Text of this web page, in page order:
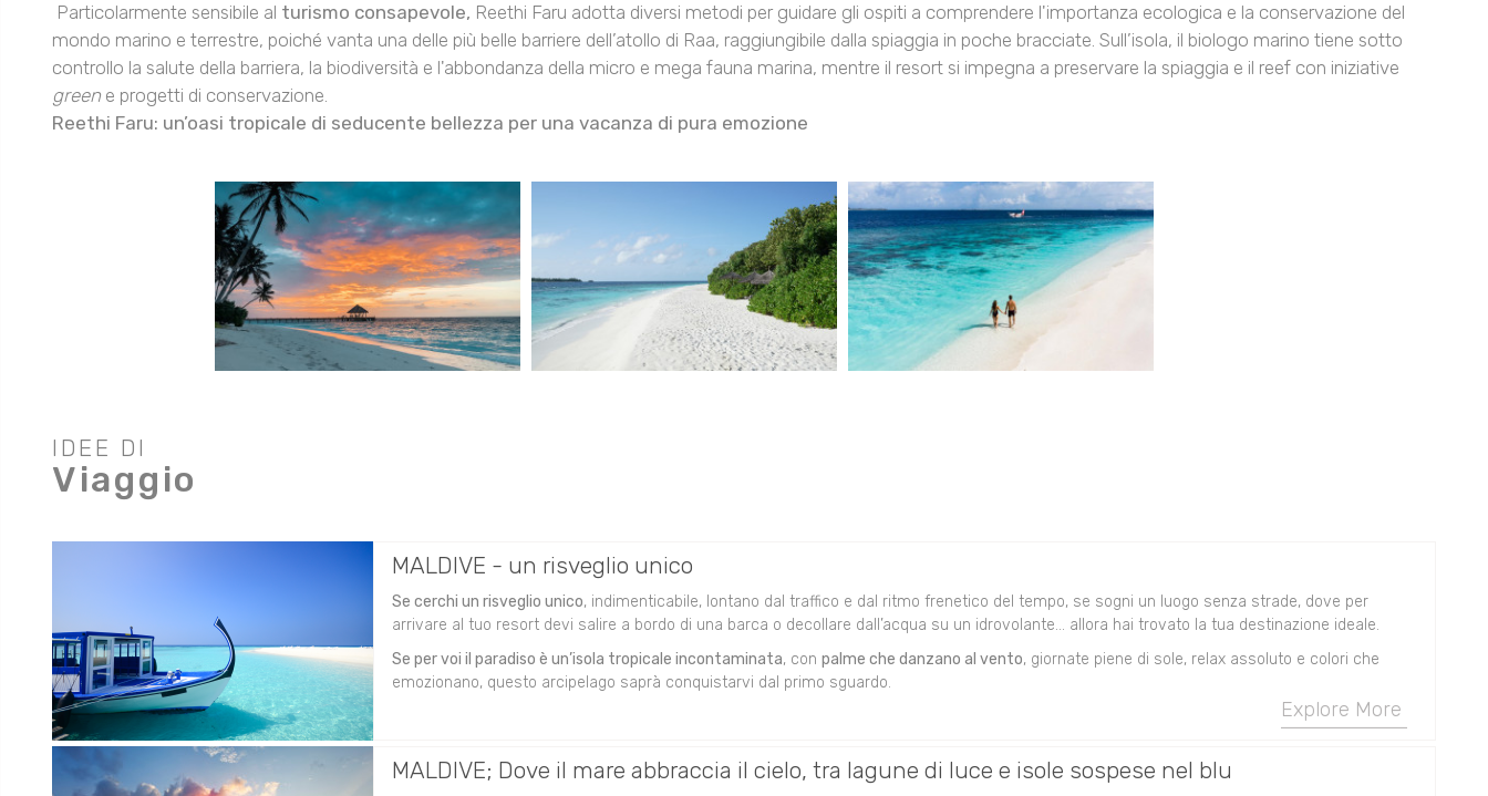
Particolarmente sensibile al turismo consapevole, Reethi Faru adotta diversi metodi per guidare gli ospiti a comprendere l'importanza ecologica e la conservazione del
mondo marino e terrestre, poiché vanta una delle più belle barriere dell’atollo di Raa, raggiungibile dalla spiaggia in poche bracciate. Sull’isola, il biologo marino tiene sotto
controllo la salute della barriera, la biodiversità e l'abbondanza della micro e mega fauna marina, mentre il resort si impegna a preservare la spiaggia e il reef con iniziative
green e progetti di conservazione.
Reethi Faru: un’oasi tropicale di seducente bellezza per una vacanza di pura emozione
IDEE DI
Viaggio
MALDIVE - un risveglio unico
Se cerchi un risveglio unico, indimenticabile, lontano dal traffico e dal ritmo frenetico del tempo, se sogni un luogo senza strade, dove per
arrivare al tuo resort devi salire a bordo di una barca o decollare dall’acqua su un idrovolante… allora hai trovato la tua destinazione ideale.
Se per voi il paradiso è un’isola tropicale incontaminata, con palme che danzano al vento, giornate piene di sole, relax assoluto e colori che
emozionano, questo arcipelago saprà conquistarvi dal primo sguardo.
Explore More
MALDIVE; Dove il mare abbraccia il cielo, tra lagune di luce e isole sospese nel blu